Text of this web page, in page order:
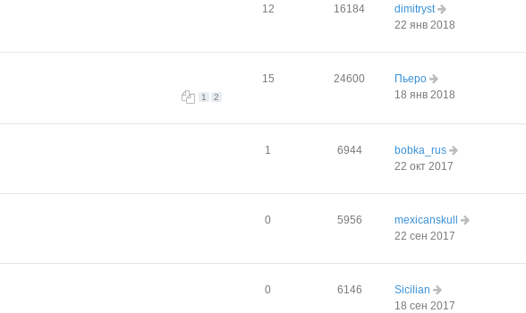
12 16184
dimitryst
22 янв 2018
1 2
15 24600
Пьеро
18 янв 2018
1 6944
bobka_rus
22 окт 2017
0 5956
mexicanskull
22 сен 2017
0 6146
Sicilian
18 сен 2017